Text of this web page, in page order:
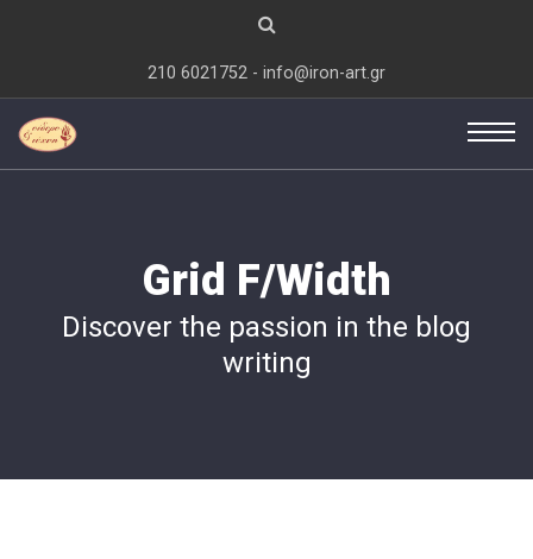
210 6021752 - info@iron-art.gr
Grid F/Width
Discover the passion in the blog
writing